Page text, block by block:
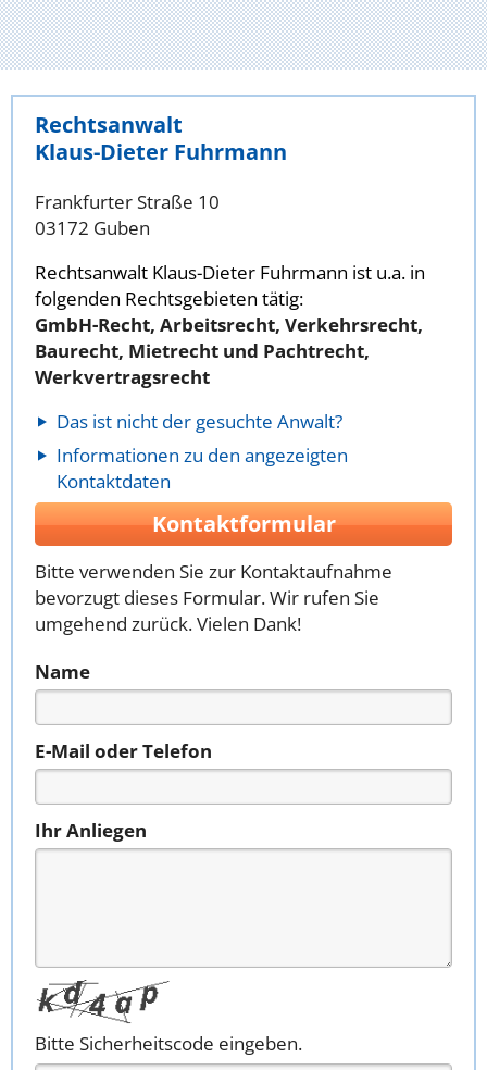
Rechtsanwalt
Klaus-Dieter Fuhrmann
Frankfurter Straße 10
03172 Guben
Rechtsanwalt Klaus-Dieter Fuhrmann ist u.a. in
folgenden Rechtsgebieten tätig:
GmbH-Recht, Arbeitsrecht, Verkehrsrecht,
Baurecht, Mietrecht und Pachtrecht,
Werkvertragsrecht
Das ist nicht der gesuchte Anwalt?
Informationen zu den angezeigten
Kontaktdaten
Kontaktformular
Bitte verwenden Sie zur Kontaktaufnahme
bevorzugt dieses Formular. Wir rufen Sie
umgehend zurück. Vielen Dank!
Name
E-Mail oder Telefon
Ihr Anliegen
Bitte Sicherheitscode eingeben.